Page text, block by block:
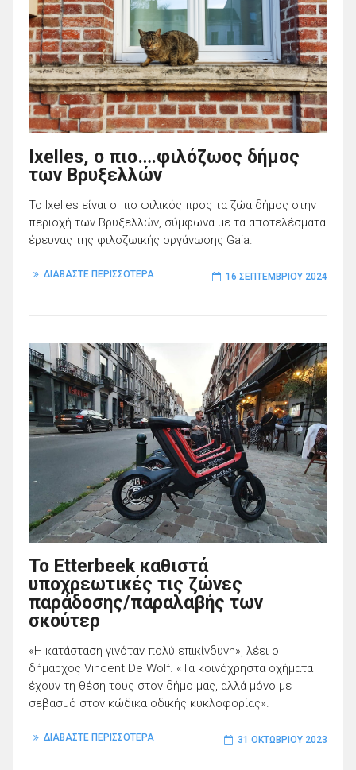
Ixelles, ο πιο….φιλόζωος δήμος
των Βρυξελλών
Το Ixelles είναι ο πιο φιλικός προς τα ζώα δήμος στην
περιοχή των Βρυξελλών, σύμφωνα με τα αποτελέσματα
έρευνας της φιλοζωικής οργάνωσης Gaia.
ΔΙΑΒΑΣΤΕ ΠΕΡΙΣΣΟΤΕΡΑ 16 ΣΕΠΤΕΜΒΡΊΟΥ 2024
Το Etterbeek καθιστά
υποχρεωτικές τις ζώνες
παράδοσης/παραλαβής των
σκούτερ
«Η κατάσταση γινόταν πολύ επικίνδυνη», λέει ο
δήμαρχος Vincent De Wolf. «Τα κοινόχρηστα οχήματα
έχουν τη θέση τους στον δήμο μας, αλλά μόνο με
σεβασμό στον κώδικα οδικής κυκλοφορίας».
ΔΙΑΒΑΣΤΕ ΠΕΡΙΣΣΟΤΕΡΑ 31 ΟΚΤΩΒΡΊΟΥ 2023